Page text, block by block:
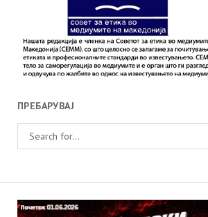
ПРЕБАРУВАЈ